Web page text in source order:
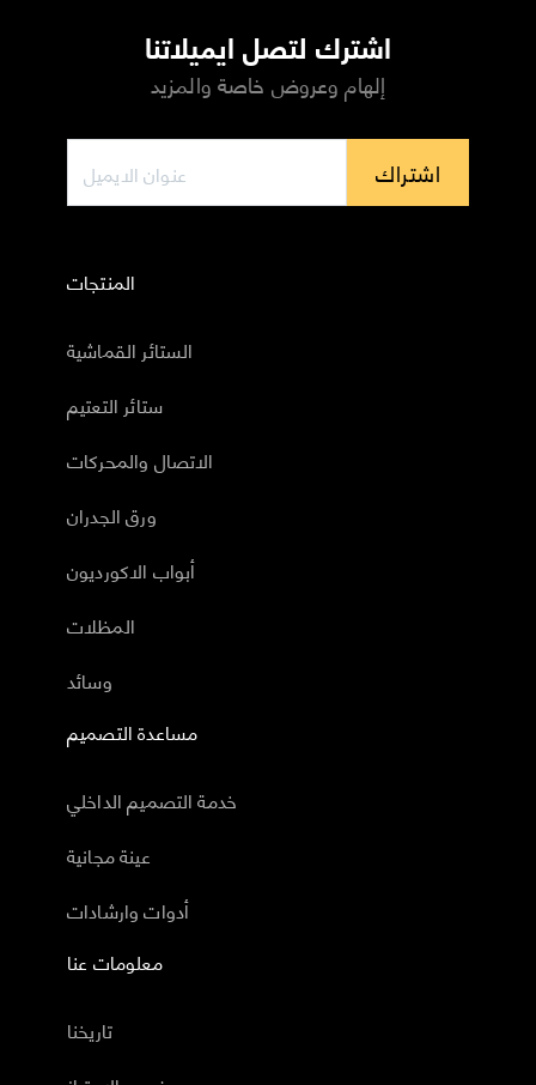
اشترك لتصل ايميلاتنا
إلهام وعروض خاصة والمزيد
اشتراك
المنتجات
الستائر القماشية
ستائر التعتيم
الاتصال والمحركات
ورق الجدران
أبواب الاكورديون
المظلات
وسائد
مساعدة التصميم
خدمة التصميم الداخلي
عينة مجانية
أدوات وارشادات
معلومات عنا
تاريخنا